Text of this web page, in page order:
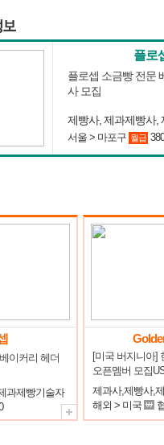
플로
플로셉 소금빵 전문
사 모집
제빵사, 제과제빵사,
서울 > 마포구 월급 380
이커리 헤더
과제빵기술자
[미국 버지니아]
오픈멤버 모집
해외 > 미국